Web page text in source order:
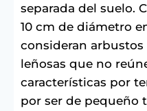
separada del suelo.
10 cm de diámetro
consideran arbustos
leñosas que no
características por
por ser de pequeño